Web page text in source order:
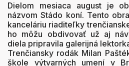
Dielom mesiaca august je
názvom Stádo koní. Tento
kanceláriu riaditeľky
ho môžu obdivovať už aj
diela pripravila galerijná
Trenčiansky rodák Milan
škole výtvarných umení v